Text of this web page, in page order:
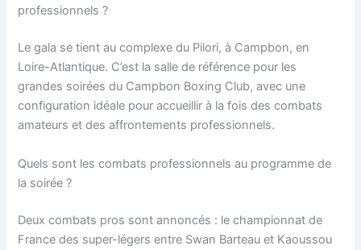
professionnels ?
Le gala se tient au complexe du Pilori, à Campbon, en
Loire-Atlantique. C’est la salle de référence pour les
grandes soirées du Campbon Boxing Club, avec une
configuration idéale pour accueillir à la fois des combats
amateurs et des affrontements professionnels.
Quels sont les combats professionnels au programme de
la soirée ?
Deux combats pros sont annoncés : le championnat de
France des super-légers entre Swan Barteau et Kaoussou